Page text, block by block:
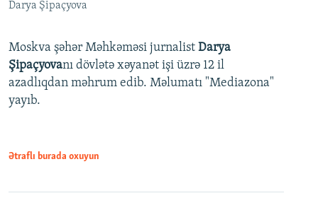
Darya Şipaçyova
Moskva şəhər Məhkəməsi jurnalist Darya
Şipaçyovanı dövlətə xəyanət işi üzrə 12 il
azadlıqdan məhrum edib. Məlumatı "Mediazona"
yayıb.
Ətraflı burada oxuyun